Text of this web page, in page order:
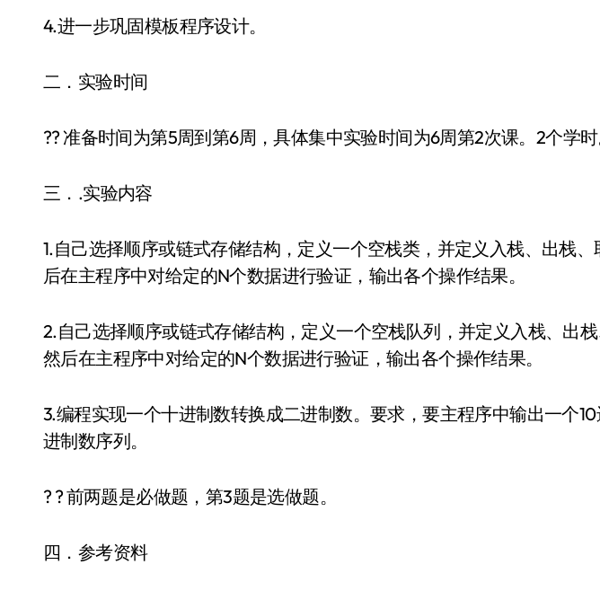
4.进一步巩固模板程序设计。
二．实验时间
?? 准备时间为第5周到第6周，具体集中实验时间为6周第2次课。2个学时
三．.实验内容
1.自己选择顺序或链式存储结构，定义一个空栈类，并定义入栈、出栈
后在主程序中对给定的N个数据进行验证，输出各个操作结果。
2.自己选择顺序或链式存储结构，定义一个空栈队列，并定义入栈、出栈
然后在主程序中对给定的N个数据进行验证，输出各个操作结果。
3.编程实现一个十进制数转换成二进制数。要求，要主程序中输出一个
进制数序列。
? ? 前两题是必做题，第3题是选做题。
四．参考资料